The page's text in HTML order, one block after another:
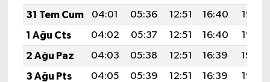
31 Tem Cum
04:01 05:36 12:51 16:40
19:56
1 Ağu Cts
04:02 05:37 12:51 16:40
19:55
2 Ağu Paz
04:03 05:38 12:51 16:39
19:54
3 Ağu Pts
04:05 05:39 12:51 16:39
19:53